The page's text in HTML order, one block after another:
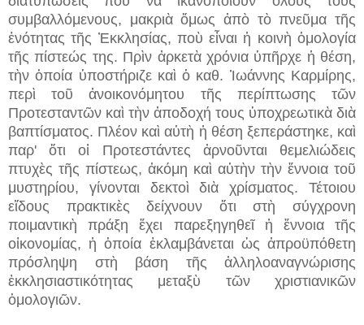
συμβαλλόμενους, μακριὰ ὅμως ἀπὸ τὸ πνεῦμα τῆς
ἑνότητας τῆς Ἐκκλησίας, ποὺ εἶναι ἡ κοινὴ ὁμολογία
τῆς πίστεώς της. Πρὶν ἀρκετὰ χρόνια ὑπῆρχε ἡ θέση,
τὴν ὁποία ὑποστήριζε καὶ ὁ καθ. Ἰωάννης Καρμίρης,
περὶ τοῦ ἀνοικονόμητου τῆς περίπτωσης τῶν
Προτεσταντῶν καὶ τὴν ἀποδοχή τους ὑποχρεωτικὰ διὰ
βαπτίσματος. Πλέον καὶ αὐτὴ ἡ θέση ξεπεράστηκε, καὶ
παρ' ὅτι οἱ Προτεστάντες ἀρνοῦνται θεμελιώδεις
πτυχὲς τῆς πίστεως, ἀκόμη καὶ αὐτὴν τὴν ἔννοια τοῦ
μυστηρίου, γίνονται δεκτοὶ διὰ χρίσματος. Τέτοιου
εἴδους πρακτικὲς δείχνουν ὅτι στὴ σύγχρονη
ποιμαντικὴ πράξη ἔχει παρεξηγηθεῖ ἡ ἔννοια τῆς
οἰκονομίας, ἡ ὁποία ἐκλαμβάνεται ὡς ἀπροϋπόθετη
πρόσληψη στὴ βάση τῆς ἀλληλοαναγνώρισης
ἐκκλησιαστικότητας μεταξὺ τῶν χριστιανικῶν
ὁμολογιῶν.